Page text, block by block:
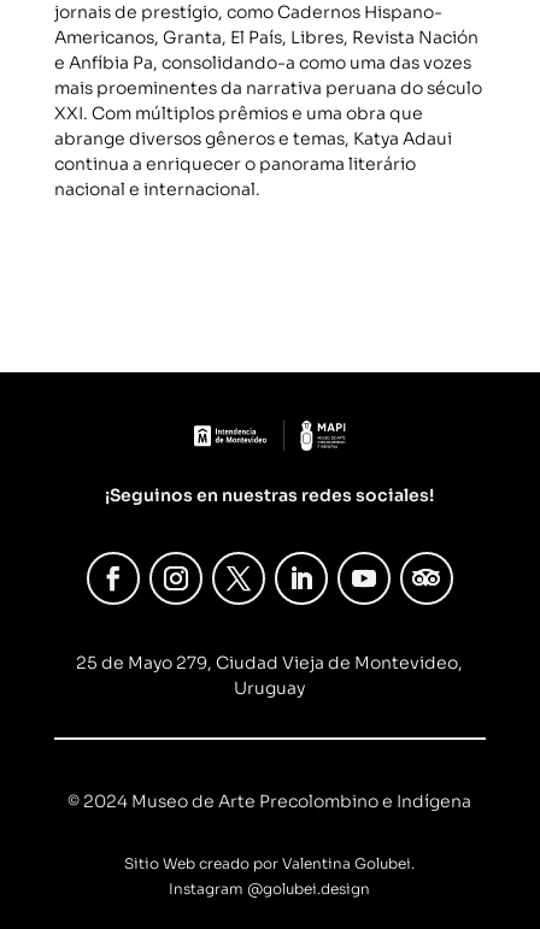
jornais de prestígio, como Cadernos Hispano-
Americanos, Granta, El País, Libres, Revista Nación
e Anfíbia Pa, consolidando-a como uma das vozes
mais proeminentes da narrativa peruana do século
XXI. Com múltiplos prêmios e uma obra que
abrange diversos gêneros e temas, Katya Adaui
continua a enriquecer o panorama literário
nacional e internacional.
¡Seguinos en nuestras redes sociales!
25 de Mayo 279, Ciudad Vieja de Montevideo,
Uruguay
© 2024 Museo de Arte Precolombino e Indígena
Sitio Web creado por Valentina Golubei.
Instagram @golubei.design